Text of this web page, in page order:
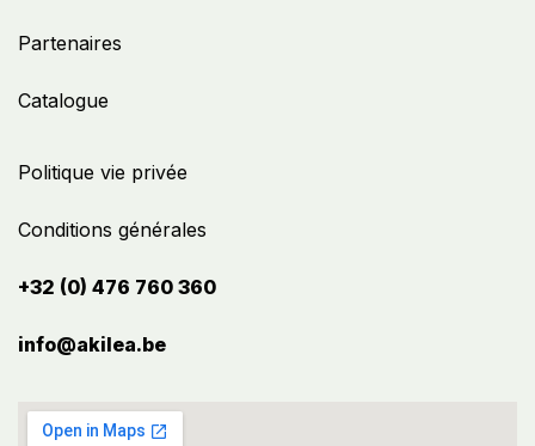
Politique vie privée
Conditions générales
+32 (0) 476 760 360
info@akilea.be​
Partenaires
Catalogue